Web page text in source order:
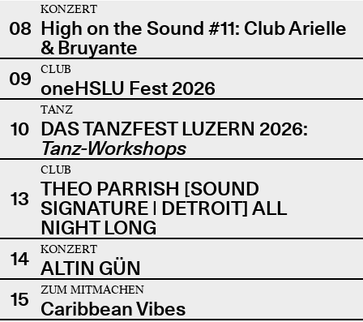
08
KONZERT
High on the Sound #11: Club Arielle
& Bruyante
09
CLUB
oneHSLU Fest 2026
10
TANZ
DAS TANZFEST LUZERN 2026:
Tanz-Workshops
13
CLUB
THEO PARRISH [SOUND
SIGNATURE | DETROIT] ALL
NIGHT LONG
14
KONZERT
ALTIN GÜN
15
ZUM MITMACHEN
Caribbean Vibes